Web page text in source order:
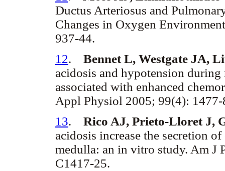
Ductus Arteriosus and
Changes in Oxygen
937-44.
12. Bennet L, Westgate JA,
acidosis and hypotension
associated with enhanced
Appl Physiol 2005; 99(4): 1477-
13. Rico AJ, Prieto-Lloret J,
acidosis increase the secretion
medulla: an in vitro study. Am J
C1417-25.